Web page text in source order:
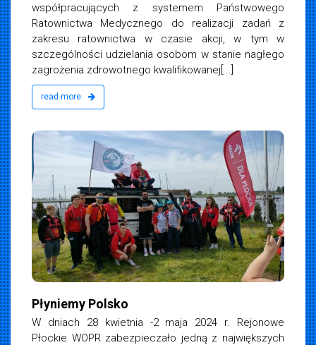
współpracujących z systemem Państwowego
Ratownictwa Medycznego do realizacji zadań z
zakresu ratownictwa w czasie akcji, w tym w
szczególności udzielania osobom w stanie nagłego
zagrożenia zdrowotnego kwalifikowanej[...]
read more
Płyniemy Polsko
W dniach 28 kwietnia -2 maja 2024 r. Rejonowe
Płockie WOPR zabezpieczało jedną z największych